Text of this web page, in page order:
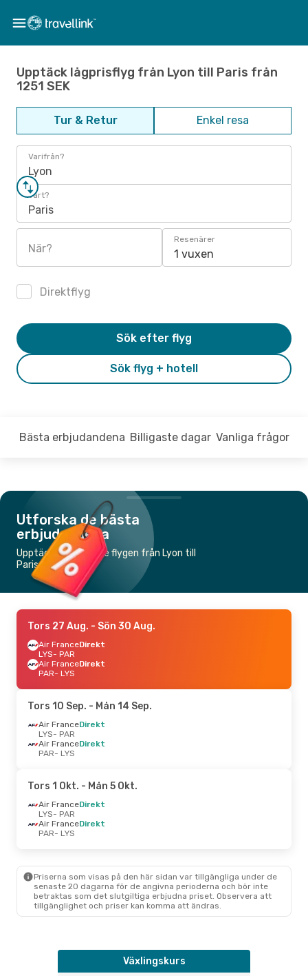
Upptäck lågprisflyg från Lyon till Paris från
1251 SEK
Tur & Retur Enkel resa
Varifrån?
Lyon
Vart?
Paris
När?
Resenärer
1 vuxen
Direktflyg
Sök flyg + hotell
Sök efter flyg
Bästa erbjudandena Billigaste dagar Vanliga frågor
Utforska de bästa
erbjudandena
Upptäck de billigaste flygen från Lyon till
Paris
Tors 27 Aug. - Sön 30 Aug.
Air FranceDirekt
LYS- PAR
Air FranceDirekt
PAR- LYS
Tors 10 Sep. - Mån 14 Sep.
Air FranceDirekt
LYS- PAR
Air FranceDirekt
PAR- LYS
Tors 1 Okt. - Mån 5 Okt.
Air FranceDirekt
LYS- PAR
Air FranceDirekt
PAR- LYS
Priserna som visas på den här sidan var tillgängliga under de
senaste 20 dagarna för de angivna perioderna och bör inte
betraktas som det slutgiltiga erbjudna priset. Observera att
tillgänglighet och priser kan komma att ändras.
Växlingskurs